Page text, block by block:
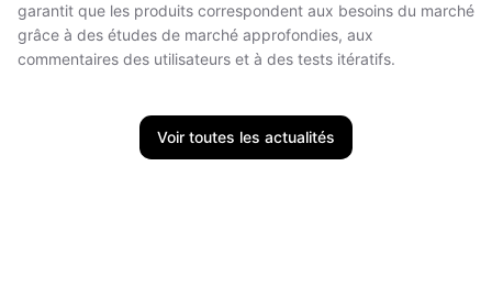
garantit que les produits correspondent aux besoins du marché
grâce à des études de marché approfondies, aux
commentaires des utilisateurs et à des tests itératifs.
Voir toutes les actualités